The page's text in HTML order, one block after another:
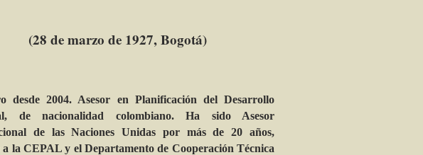
(28 de marzo de 1927, Bogotá)
desde 2004. Asesor en Planificación del Desarrollo
de nacionalidad colombiano. Ha sido Asesor
de las Naciones Unidas por más de 20 años,
a la CEPAL y el Departamento de Cooperación Técnica